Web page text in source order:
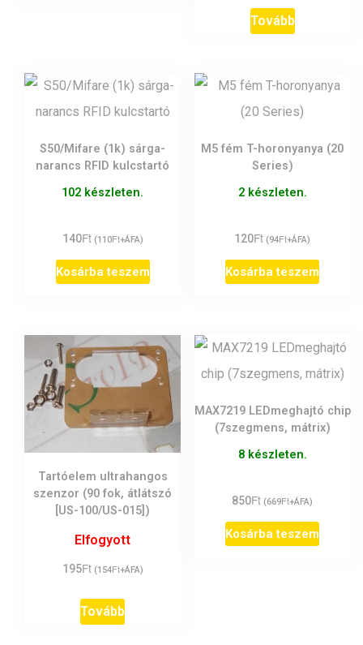
Tovább
S50/Mifare (1k) sárga-
narancs RFID kulcstartó
102 készleten.
140Ft (110Ft+ÁFA)
Kosárba teszem
M5 fém T-horonyanya (20
Series)
2 készleten.
120Ft (94Ft+ÁFA)
Kosárba teszem
Tartóelem ultrahangos
szenzor (90 fok, átlátszó
[US-100/US-015])
Elfogyott
195Ft (154Ft+ÁFA)
Tovább
MAX7219 LEDmeghajtó chip
(7szegmens, mátrix)
8 készleten.
850Ft (669Ft+ÁFA)
Kosárba teszem